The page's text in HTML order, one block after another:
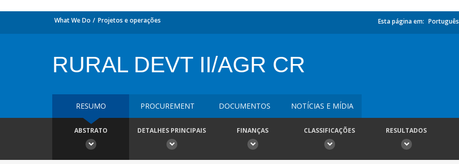
What We Do Projetos e operações Esta página em: Português
RURAL DEVT II/AGR CR
RESUMO PROCUREMENT DOCUMENTOS NOTÍCIAS E MÍDIA
ABSTRATO DETALHES PRINCIPAIS FINANÇAS CLASSIFICAÇÕES RESULTADOS